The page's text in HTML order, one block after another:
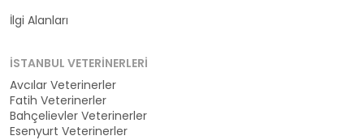
İlgi Alanları
İSTANBUL VETERINERLERI
Avcılar Veterinerler
Fatih Veterinerler
Bahçelievler Veterinerler
Esenyurt Veterinerler